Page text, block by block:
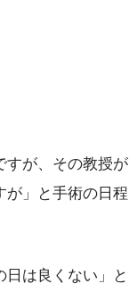
すが、その教授が
が」と手術の日程
日は良くない」と